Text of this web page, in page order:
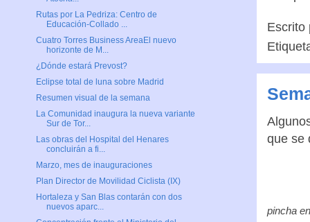
Rutas por La Pedriza: Centro de
Educación-Collado ...
Cuatro Torres Business AreaEl nuevo
horizonte de M...
¿Dónde estará Prevost?
Eclipse total de luna sobre Madrid
Resumen visual de la semana
La Comunidad inaugura la nueva variante
Sur de Tor...
Las obras del Hospital del Henares
concluirán a fi...
Marzo, mes de inauguraciones
Plan Director de Movilidad Ciclista (IX)
Hortaleza y San Blas contarán con dos
nuevos aparc...